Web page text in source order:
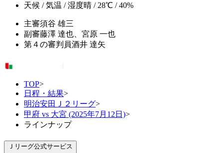
天候 / 気温 / 湿度晴 / 28℃ / 40%
主審須谷 雄三
副審藤澤 達也、宮原 一也
第４の審判員酒井 達矢
TOP>
日程・結果>
明治安田Ｊ２リーグ>
甲府 vs 大宮 (2025年7月12日)>
ラインナップ
Ｊリーグ公式サービス